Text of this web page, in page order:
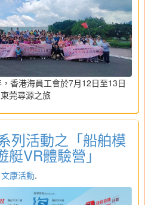
香港海員工會於7月12日至13日
莞尋源之旅
列活動之「船舶模
艇VR體驗營」
文康活動.